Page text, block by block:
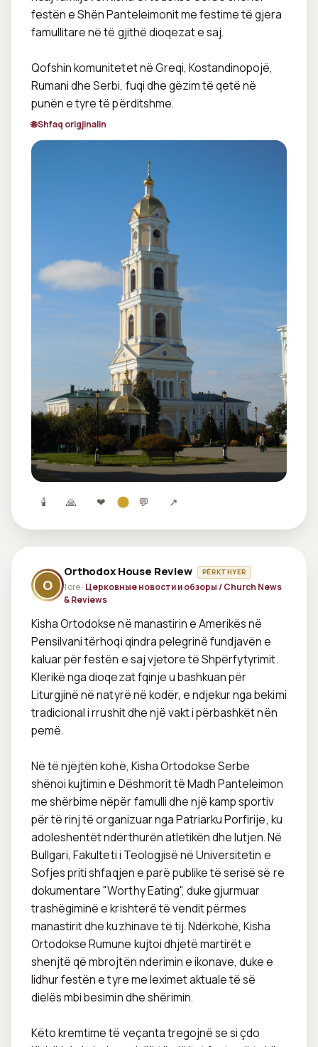
festën e Shën Panteleimonit me festime të gjera
famullitare në të gjithë dioqezat e saj.
Qofshin komunitetet në Greqi, Kostandinopojë,
Rumani dhe Serbi, fuqi dhe gëzim të qetë në
punën e tyre të përditshme.
🌐 Shfaq origjinalin
🕯 🙏 ❤ 💬 ↗
O
Orthodox House Review PËRKTHYER
1 orë · Церковные новости и обзоры / Church News
& Reviews
Kisha Ortodokse në manastirin e Amerikës në
Pensilvani tërhoqi qindra pelegrinë fundjavën e
kaluar për festën e saj vjetore të Shpërfytyrimit.
Klerikë nga dioqezat fqinje u bashkuan për
Liturgjinë në natyrë në kodër, e ndjekur nga bekimi
tradicional i rrushit dhe një vakt i përbashkët nën
pemë.
Në të njëjtën kohë, Kisha Ortodokse Serbe
shënoi kujtimin e Dëshmorit të Madh Panteleimon
me shërbime nëpër famulli dhe një kamp sportiv
për të rinj të organizuar nga Patriarku Porfirije, ku
adoleshentët ndërthurën atletikën dhe lutjen. Në
Bullgari, Fakulteti i Teologjisë në Universitetin e
Sofjes priti shfaqjen e parë publike të serisë së re
dokumentare "Worthy Eating", duke gjurmuar
trashëgiminë e krishterë të vendit përmes
manastirit dhe kuzhinave të tij. Ndërkohë, Kisha
Ortodokse Rumune kujtoi dhjetë martirët e
shenjtë që mbrojtën nderimin e ikonave, duke e
lidhur festën e tyre me leximet aktuale të së
dielës mbi besimin dhe shërimin.
Këto kremtime të veçanta tregojnë se si çdo